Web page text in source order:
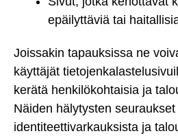
epäilyttäviä tai
Joissakin tapauksissa ne
käyttäjät
kerätä henkilökohtaisia ja
Näiden hälytysten
identiteettivarkauksista ja